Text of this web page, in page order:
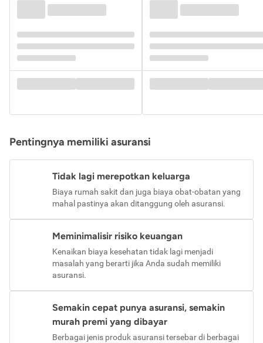
Pentingnya memiliki asuransi
Tidak lagi merepotkan keluarga
Biaya rumah sakit dan juga biaya obat-obatan yang
mahal pastinya akan ditanggung oleh asuransi.
Meminimalisir risiko keuangan
Kenaikan biaya kesehatan tidak lagi menjadi
masalah yang berarti jika Anda sudah memiliki
asuransi.
Semakin cepat punya asuransi, semakin
murah premi yang dibayar
Berbagai jenis produk asuransi tersebar di berbagai